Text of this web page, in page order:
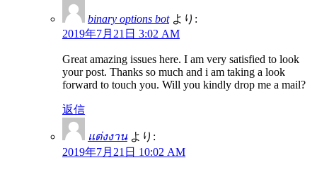
binary options bot より:
2019年7月21日 3:02 AM
Great amazing issues here. I am very satisfied to look
your post. Thanks so much and i am taking a look
forward to touch you. Will you kindly drop me a mail?
返信
แต่งงาน より:
2019年7月21日 10:02 AM